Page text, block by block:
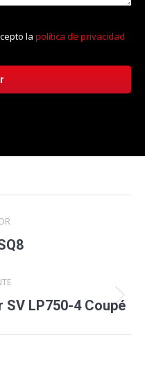
lapolítica de privacidad
LP750-4 Coupé